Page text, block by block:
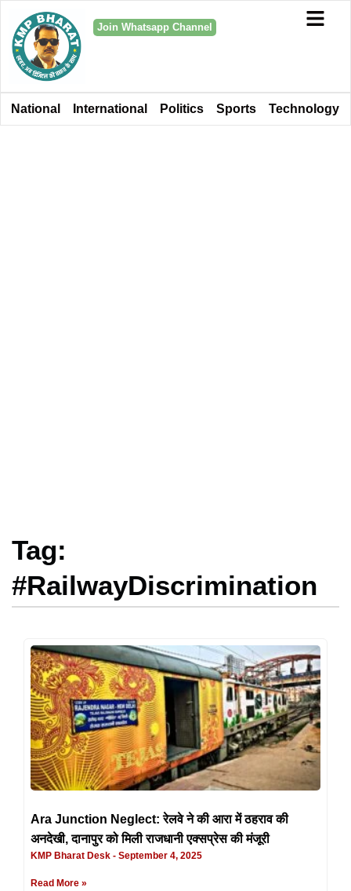
Join Whatsapp Channel
National International Politics Sports Technology
Tag:
#RailwayDiscrimination
Ara Junction Neglect: रेलवे ने की आरा में ठहराव की
अनदेखी, दानापुर को मिली राजधानी एक्सप्रेस की मंजूरी
KMP Bharat Desk September 4, 2025
Read More »